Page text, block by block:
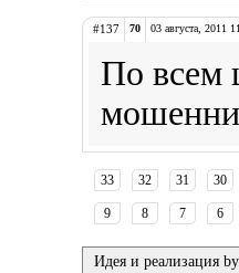
#137 70 03 августа, 2011
По всем
33 32 31 30
9 8 7 6
Идея и реализация by